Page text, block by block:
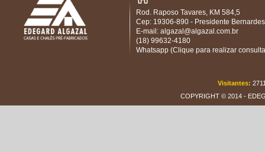
Rod. Raposo Tavares, KM 584,5
Cep: 19306-890 - Presidente
E-mail: algazal@algazal.com.br
(18) 99632-4180
Whatsapp (Clique para realizar
Visitantes:
COPYRIGHT © 2014 -